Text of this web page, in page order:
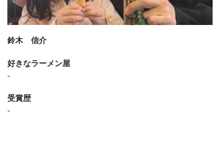
鈴木 信介
好きなラーメン屋
-
受賞歴
-